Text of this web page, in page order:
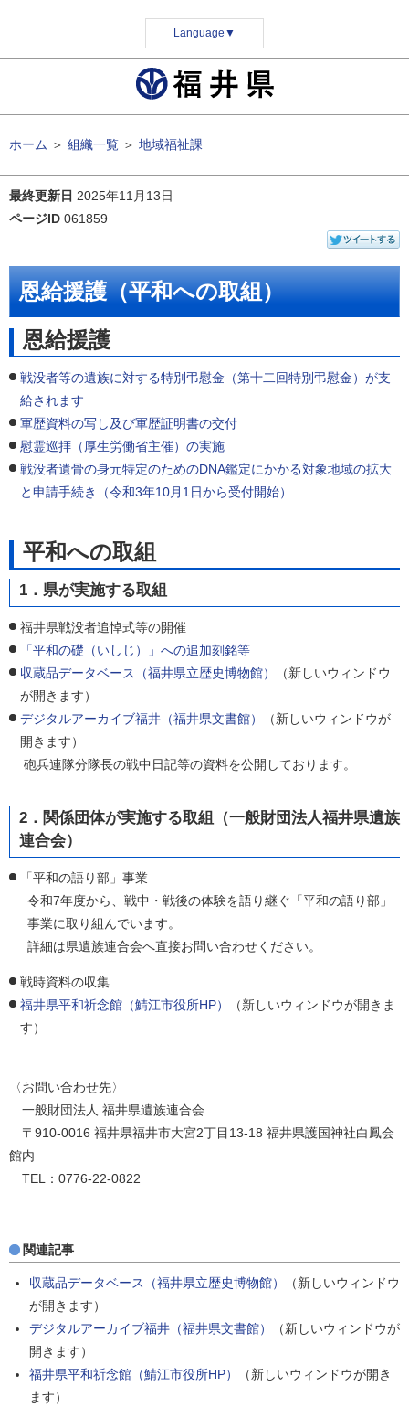
Language ▼
ホーム ＞ 組織一覧 ＞ 地域福祉課
最終更新日 2025年11月13日
ページID 061859
恩給援護（平和への取組）
恩給援護
戦没者等の遺族に対する特別弔慰金（第十二回特別弔慰金）が支
給されます
軍歴資料の写し及び軍歴証明書の交付
慰霊巡拝（厚生労働省主催）の実施
戦没者遺骨の身元特定のためのDNA鑑定にかかる対象地域の拡大
と申請手続き（令和3年10月1日から受付開始）
平和への取組
1．県が実施する取組
福井県戦没者追悼式等の開催
「平和の礎（いしじ）」への追加刻銘等
収蔵品データベース（福井県立歴史博物館）
（新しいウィンドウ
が開きます）
デジタルアーカイブ福井（福井県文書館）
（新しいウィンドウが
開きます）
砲兵連隊分隊長の戦中日記等の資料を公開しております。
2．関係団体が実施する取組（一般財団法人福井県遺族
連合会）
「平和の語り部」事業
令和7年度から、戦中・戦後の体験を語り継ぐ「平和の語り部」
事業に取り組んでいます。
詳細は県遺族連合会へ直接お問い合わせください。
戦時資料の収集
福井県平和祈念館（鯖江市役所HP）
（新しいウィンドウが開きま
す）
〈お問い合わせ先〉
一般財団法人 福井県遺族連合会
〒910-0016 福井県福井市大宮2丁目13-18 福井県護国神社白鳳会
館内
TEL：0776-22-0822
関連記事
収蔵品データベース（福井県立歴史博物館）
（新しいウィンドウ
が開きます）
デジタルアーカイブ福井（福井県文書館）
（新しいウィンドウが
開きます）
福井県平和祈念館（鯖江市役所HP）
（新しいウィンドウが開き
ます）